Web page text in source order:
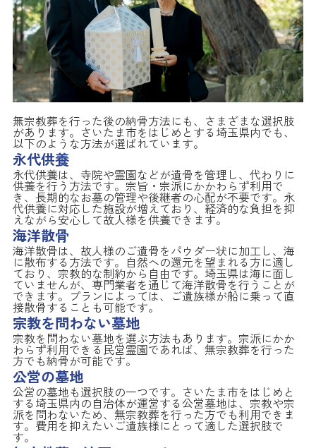
無宗教葬を行った後の納骨方法にも、さまざまな選択肢
があります。さいたま市をはじめとする埼玉県内でも、
以下のような方法が選ばれています。
永代供養
永代供養は、寺院や霊園などが遺骨を管理し、代わりに
供養を行う方法です。宗旨・宗派にかかわらず利用で
き、長期的なお墓の管理や後継者の心配が不要です。永
代供養に対応した施設が増えており、経済的な負担を抑
えながら安心して故人様を供養できます。
海洋散骨
海洋散骨は、故人様のご遺骨をパウダー状に加工し、海
に散布する方法です。自然への還元を望まれる方に適し
ており、宗教的な制約から自由です。埼玉県は海に面し
ていませんが、専門業者を通じて海洋散骨を行うことが
できます。プランによっては、ご遺族様が船に乗って直
接散骨することも可能です。
宗教を問わない墓地
宗教を問わない墓地を選ぶ方法もあります。宗派にかか
わらず利用できる民営霊園であれば、無宗教葬を行った
方でも納骨が可能です。
公営の墓地
公営の墓地も選択肢の一つです。さいたま市をはじめと
する埼玉県内の自治体が運営する公営墓地は、宗教や宗
派を問わないため、無宗教葬を行った方でも利用できま
す。費用を抑えたいご遺族様にとって適した選択肢で
す。